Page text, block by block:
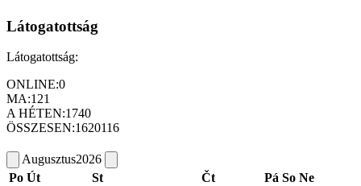
Látogatottság
Látogatottság:
ONLINE:0
MA:121
A HÉTEN:1740
ÖSSZESEN:1620116
Augusztus2026
Po Út St Čt Pá So Ne